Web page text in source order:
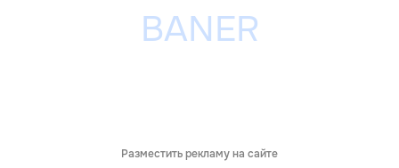
Разместить рекламу на сайте